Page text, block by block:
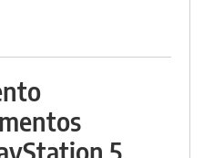
5,